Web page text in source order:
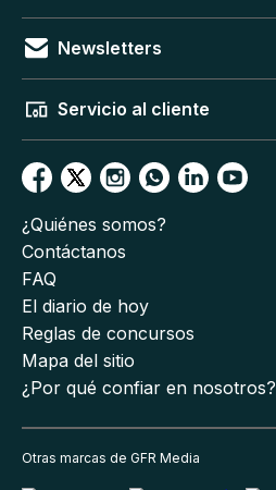
Newsletters
Servicio al cliente
¿Quiénes somos?
Contáctanos
FAQ
El diario de hoy
Reglas de concursos
Mapa del sitio
¿Por qué confiar en nosotros?
Otras marcas de GFR Media